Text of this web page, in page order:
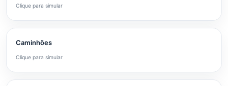
Clique para simular
Caminhões
Clique para simular